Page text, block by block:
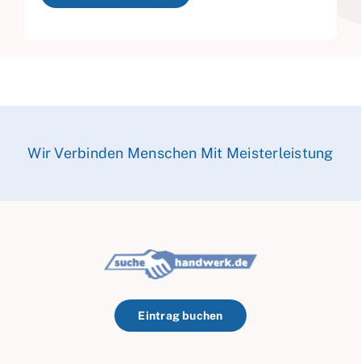
Wir Verbinden Menschen Mit Meisterleistung
Eintrag buchen